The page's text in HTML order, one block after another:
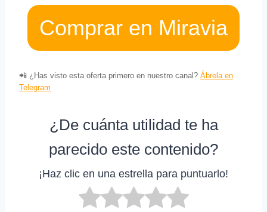
Comprar en Miravia
📲 ¿Has visto esta oferta primero en nuestro canal? Ábrela en
Telegram
¿De cuánta utilidad te ha
parecido este contenido?
¡Haz clic en una estrella para puntuarlo!